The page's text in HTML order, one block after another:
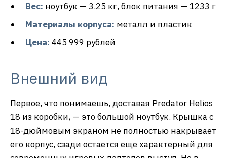
Вес: ноутбук — 3.25 кг, блок питания — 1233 г
Материалы корпуса: металл и пластик
Цена: 445 999 рублей
Внешний вид
Первое, что понимаешь, доставая Predator Helios
18 из коробки, — это большой ноутбук. Крышка с
18-дюймовым экраном не полностью накрывает
его корпус, сзади остается еще характерный для